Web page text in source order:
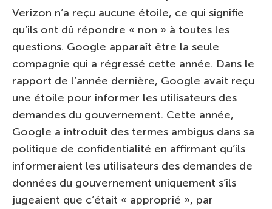
Verizon n’a reçu aucune étoile, ce qui signifie
qu’ils ont dû répondre « non » à toutes les
questions. Google apparaît être la seule
compagnie qui a régressé cette année. Dans le
rapport de l’année dernière, Google avait reçu
une étoile pour informer les utilisateurs des
demandes du gouvernement. Cette année,
Google a introduit des termes ambigus dans sa
politique de confidentialité en affirmant qu’ils
informeraient les utilisateurs des demandes de
données du gouvernement uniquement s’ils
jugeaient que c’était « approprié », par